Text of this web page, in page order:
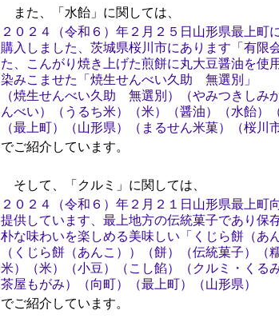
また、「水飴」に関しては、
２０２４（令和６）年２月２５日山形県最上町
購入しました、茨城県桜川市にあります「有
た、こんがり焼き上げた煎餅に丸大豆醤油を使
染みこませた「焼生せんべい久助 無選別」
（焼生せんべい久助 無選別）（やみつきしみ
んべい）（うるち米）（米）（醤油）（水飴）
（最上町）（山形県）（まるせん米菓）（桜川
でご紹介しています。
そして、「クルミ」に関しては、
２０２４（令和６）年２月２１日山形県最上町
提供しています、最上地方の伝統菓子であり保
朴な味わいを楽しめる美味しい「くじら餅（あ
（くじら餅（あんこ））（餅）（伝統菓子）（
米）（米）（小豆）（こし餡）（クルミ・くる
茶屋もがみ）（向町）（最上町）（山形県）
でご紹介しています。